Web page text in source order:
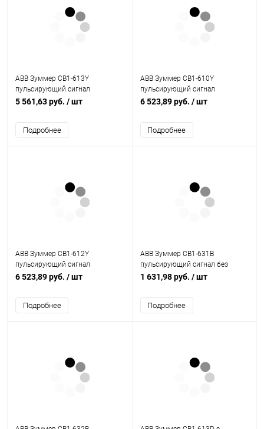
ABB Зуммер CB1-613Y
пульсирующий сигнал
подсветка желтый 230В AC
5 561,63 руб. / шт
Подробнее
ABB Зуммер CB1-610Y
пульсирующий сигнал
подсветка желтый 24В AC/DC
6 523,89 руб. / шт
Подробнее
ABB Зуммер CB1-612Y
пульсирующий сигнал
подсветка желтый 110-130В DC
6 523,89 руб. / шт
Подробнее
ABB Зуммер CB1-631B
пульсирующий сигнал без
подсветки черный 110-130В AC
1 631,98 руб. / шт
Подробнее